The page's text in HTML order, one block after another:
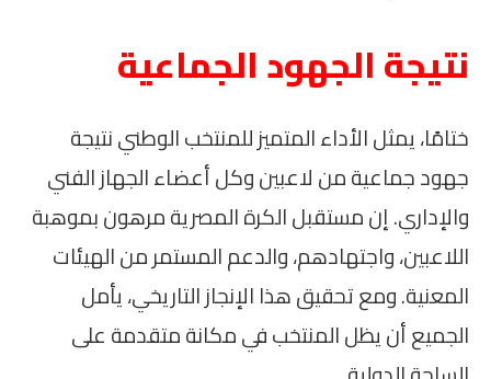
نتيجة الجهود الجماعية
ختامًا، يمثل الأداء المتميز للمنتخب الوطني نتيجة
جهود جماعية من لاعبين وكل أعضاء الجهاز الفني
والإداري. إن مستقبل الكرة المصرية مرهون بموهبة
اللاعبين، واجتهادهم، والدعم المستمر من الهيئات
المعنية. ومع تحقيق هذا الإنجاز التاريخي، يأمل
الجميع أن يظل المنتخب في مكانة متقدمة على